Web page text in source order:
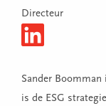
Directeur
Sander
is de ESG